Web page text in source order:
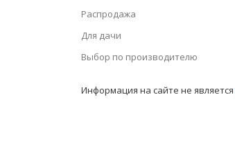
Распродажа
Для дачи
Выбор по производителю
Информация на сайте не является